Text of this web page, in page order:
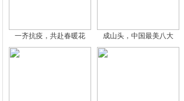
一齐抗疫，共赴春暖花 成山头，中国最美八大